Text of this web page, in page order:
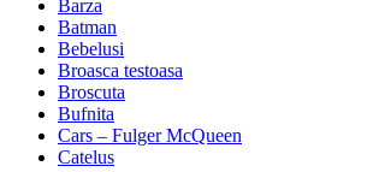
Barza
Batman
Bebelusi
Broasca testoasa
Broscuta
Bufnita
Cars – Fulger McQueen
Catelus